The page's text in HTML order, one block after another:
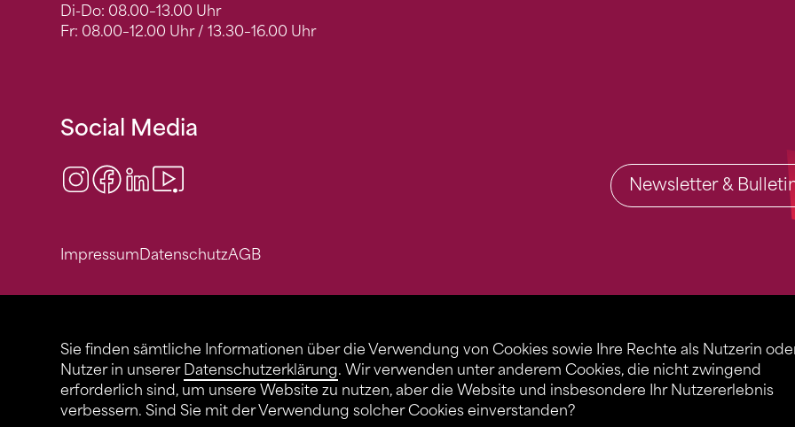
Sie finden sämtliche Informationen über die Verwendung von Cookies sowie Ihre Rechte als Nutzerin
Nutzer in unserer Datenschutzerklärung. Wir verwenden unter anderem Cookies, die nicht zwingend
erforderlich sind, um unsere Website zu nutzen, aber die Website und insbesondere Ihr Nutzererlebnis
verbessern. Sind Sie mit der Verwendung solcher Cookies einverstanden?
Di-Do: 08.00–13.00 Uhr
Fr: 08.00–12.00 Uhr / 13.30–16.00 Uhr
Social Media
Instagram
Facebook
LinkedIn Newsletter &
ImpressumDatenschutzAGB